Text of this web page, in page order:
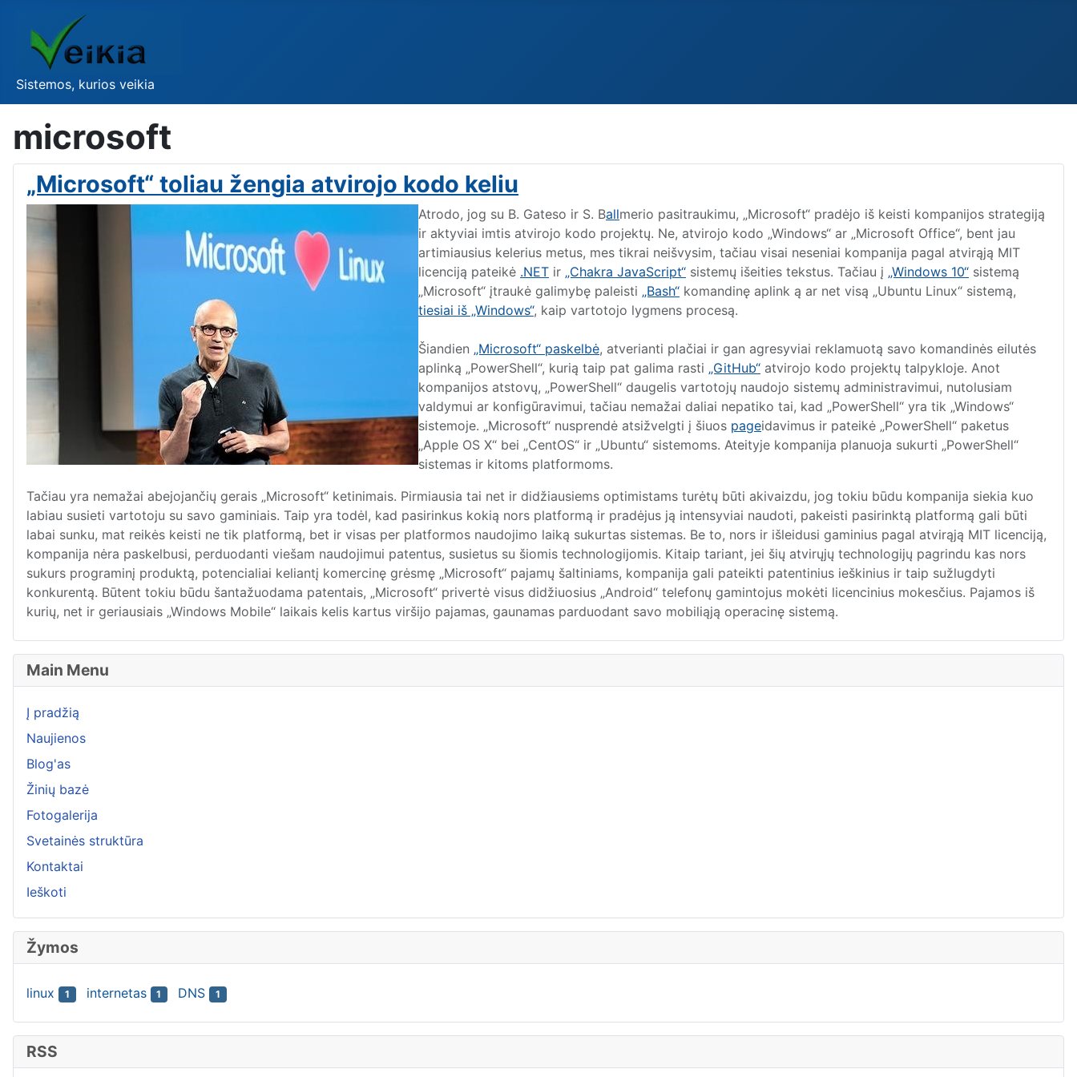
Sistemos, kurios veikia
Main Menu
Į pradžią
Naujienos
Blog'as
Žinių bazė
Fotogalerija
Svetainės struktūra
Kontaktai
Ieškoti
Žymos
linux 1 internetas 1 DNS 1
RSS
microsoft
„Microsoft“ toliau žengia atvirojo kodo keliu
Atrodo, jog su B. Gateso ir S. Ballmerio pasitraukimu, „Microsoft“ pradėjo iš keisti kompanijos strategiją
ir aktyviai imtis atvirojo kodo projektų. Ne, atvirojo kodo „Windows“ ar „Microsoft Office“, bent jau
artimiausius kelerius metus, mes tikrai neišvysim, tačiau visai neseniai kompanija pagal atvirąją MIT
licenciją pateikė .NET ir „Chakra JavaScript“ sistemų išeities tekstus. Tačiau į „Windows 10“ sistemą
„Microsoft“ įtraukė galimybę paleisti „Bash“ komandinę aplink ą ar net visą „Ubuntu Linux“ sistemą,
tiesiai iš „Windows“, kaip vartotojo lygmens procesą.
Šiandien „Microsoft“ paskelbė, atverianti plačiai ir gan agresyviai reklamuotą savo komandinės eilutės
aplinką „PowerShell“, kurią taip pat galima rasti „GitHub“ atvirojo kodo projektų talpykloje. Anot
kompanijos atstovų, „PowerShell“ daugelis vartotojų naudojo sistemų administravimui, nutolusiam
valdymui ar konfigūravimui, tačiau nemažai daliai nepatiko tai, kad „PowerShell“ yra tik „Windows“
sistemoje. „Microsoft“ nusprendė atsižvelgti į šiuos pageidavimus ir pateikė „PowerShell“ paketus
„Apple OS X“ bei „CentOS“ ir „Ubuntu“ sistemoms. Ateityje kompanija planuoja sukurti „PowerShell“
sistemas ir kitoms platformoms.
Tačiau yra nemažai abejojančių gerais „Microsoft“ ketinimais. Pirmiausia tai net ir didžiausiems optimistams turėtų būti akivaizdu, jog tokiu būdu kompanija siekia kuo
labiau susieti vartotoju su savo gaminiais. Taip yra todėl, kad pasirinkus kokią nors platformą ir pradėjus ją intensyviai naudoti, pakeisti pasirinktą platformą gali būti
labai sunku, mat reikės keisti ne tik platformą, bet ir visas per platformos naudojimo laiką sukurtas sistemas. Be to, nors ir išleidusi gaminius pagal atvirąją MIT licenciją,
kompanija nėra paskelbusi, perduodanti viešam naudojimui patentus, susietus su šiomis technologijomis. Kitaip tariant, jei šių atvirųjų technologijų pagrindu kas nors
sukurs programinį produktą, potencialiai keliantį komercinę grėsmę „Microsoft“ pajamų šaltiniams, kompanija gali pateikti patentinius ieškinius ir taip sužlugdyti
konkurentą. Būtent tokiu būdu šantažuodama patentais, „Microsoft“ privertė visus didžiuosius „Android“ telefonų gamintojus mokėti licencinius mokesčius. Pajamos iš
kurių, net ir geriausiais „Windows Mobile“ laikais kelis kartus viršijo pajamas, gaunamas parduodant savo mobiliąją operacinę sistemą.